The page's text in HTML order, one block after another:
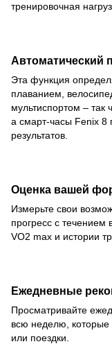
тренировочная
Автоматический
Эта функция
плаванием,
мультиспортом – так
а смарт-часы Fenix 8
результатов.
Оценка вашей
Измерьте свои
прогресс с течением
VO2 max и истории
Ежедневные
Просматривайте
всю неделю, которые
или поездки.